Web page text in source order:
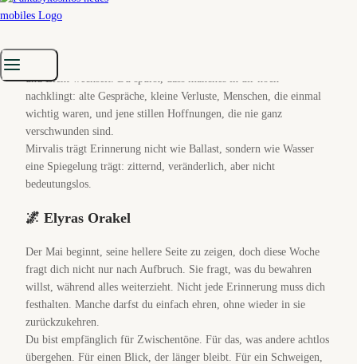
✨Das erste Flüstern
und Licht wechselt. Du spürst, dass manches in dir noch
nachklingt: alte Gespräche, kleine Verluste, Menschen, die einmal
wichtig waren, und jene stillen Hoffnungen, die nie ganz
verschwunden sind.
Mirvalis trägt Erinnerung nicht wie Ballast, sondern wie Wasser
eine Spiegelung trägt: zitternd, veränderlich, aber nicht
bedeutungslos.
🌌 Elyras Orakel
Der Mai beginnt, seine hellere Seite zu zeigen, doch diese Woche
fragt dich nicht nur nach Aufbruch. Sie fragt, was du bewahren
willst, während alles weiterzieht. Nicht jede Erinnerung muss dich
festhalten. Manche darfst du einfach ehren, ohne wieder in sie
zurückzukehren.
Du bist empfänglich für Zwischentöne. Für das, was andere achtlos
übergehen. Für einen Blick, der länger bleibt. Für ein Schweigen,